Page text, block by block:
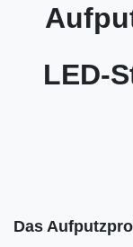
LED-
Das